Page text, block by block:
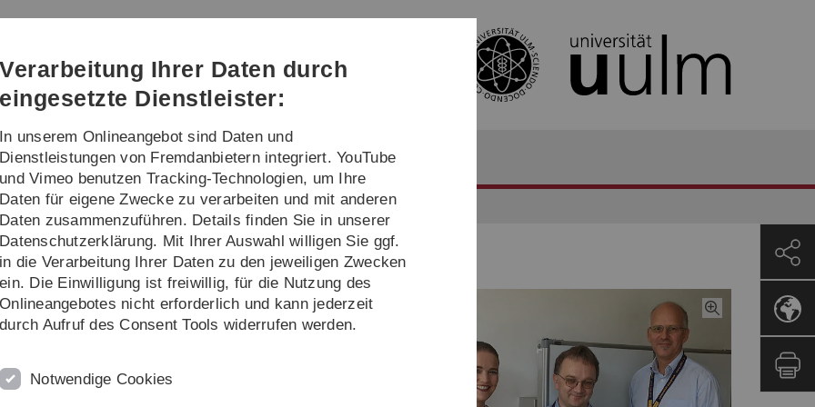
Direkt
Direkt
Direkt
(Sprache,
Drucken,
Social
Direkt
Direkt
Lehre Forschung
Forum der BPM
von Prof.
Premiere feiern wird. Die Idee zu diesem Forum
Verarbeitung Ihrer Daten durch
eingesetzte Dienstleister:
In unserem Onlineangebot sind Daten und
Dienstleistungen von Fremdanbietern integriert. YouTube
und Vimeo benutzen Tracking-Technologien, um Ihre
Daten für eigene Zwecke zu verarbeiten und mit anderen
Daten zusammenzuführen. Details finden Sie in unserer
Datenschutzerklärung. Mit Ihrer Auswahl willigen Sie ggf.
in die Verarbeitung Ihrer Daten zu den jeweiligen Zwecken
ein. Die Einwilligung ist freiwillig, für die Nutzung des
Onlineangebotes nicht erforderlich und kann jederzeit
durch Aufruf des Consent Tools widerrufen werden.
Notwendige Cookies